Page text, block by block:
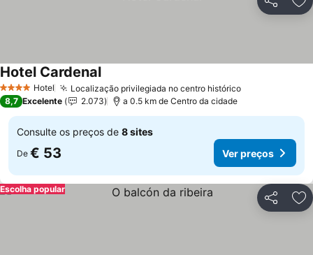
Partilhar
4 EstrelasHotel Localização privilegiada no centro histórico
Hotel Cardenal
8,7 Excelente 2.073 a 0.5 km de Centro da cidade
Consulte os preços de 8 sites
De € 53 Ver preços
Partilhar
Escolha popular